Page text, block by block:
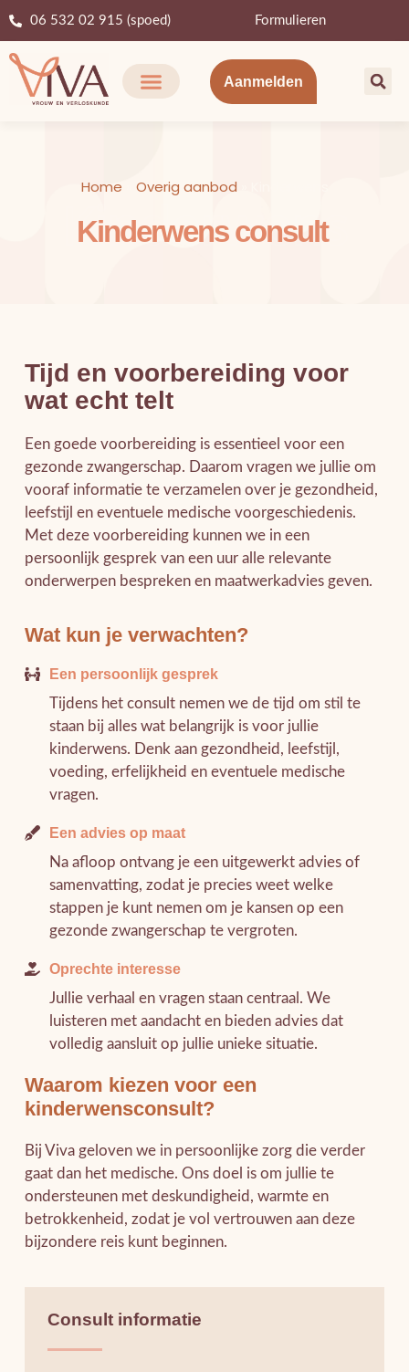
06 532 02 915 (spoed) Formulieren
Aanmelden
Kinderwens
Home Overig aanbod
Kinderwens consult
Tijd en voorbereiding voor
wat echt telt
Een goede voorbereiding is essentieel voor een
gezonde zwangerschap. Daarom vragen we jullie om
vooraf informatie te verzamelen over je gezondheid,
leefstijl en eventuele medische voorgeschiedenis.
Met deze voorbereiding kunnen we in een
persoonlijk gesprek van een uur alle relevante
onderwerpen bespreken en maatwerkadvies geven.
Wat kun je verwachten?
Een persoonlijk gesprek
Tijdens het consult nemen we de tijd om stil te
staan bij alles wat belangrijk is voor jullie
kinderwens. Denk aan gezondheid, leefstijl,
voeding, erfelijkheid en eventuele medische
vragen.
Een advies op maat
Na afloop ontvang je een uitgewerkt advies of
samenvatting, zodat je precies weet welke
stappen je kunt nemen om je kansen op een
gezonde zwangerschap te vergroten.
Oprechte interesse
Jullie verhaal en vragen staan centraal. We
luisteren met aandacht en bieden advies dat
volledig aansluit op jullie unieke situatie.
Waarom kiezen voor een
kinderwensconsult?
Bij Viva geloven we in persoonlijke zorg die verder
gaat dan het medische. Ons doel is om jullie te
ondersteunen met deskundigheid, warmte en
betrokkenheid, zodat je vol vertrouwen aan deze
bijzondere reis kunt beginnen.
Consult informatie